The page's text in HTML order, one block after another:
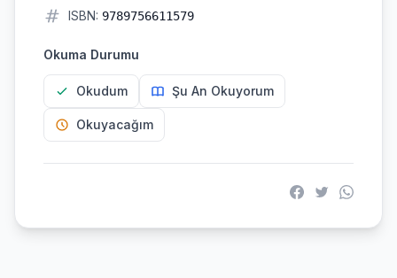
ISBN: 9789756611579
Okuma Durumu
Okudum Şu An Okuyorum
Okuyacağım